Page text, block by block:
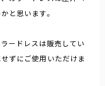
と思います。
ードレスは販売してい
ずにご使用いただけま